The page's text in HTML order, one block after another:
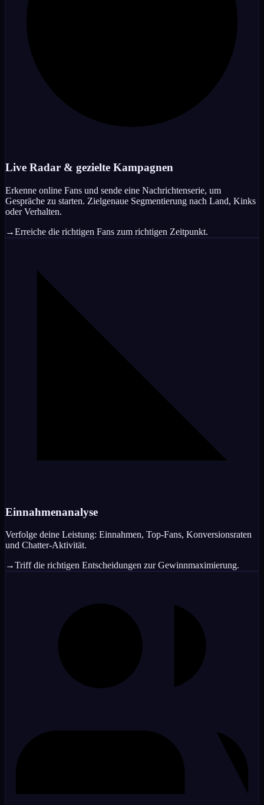
Live Radar & gezielte Kampagnen
Erkenne online Fans und sende eine Nachrichtenserie, um
Gespräche zu starten. Zielgenaue Segmentierung nach Land, Kinks
oder Verhalten.
→Erreiche die richtigen Fans zum richtigen Zeitpunkt.
Einnahmenanalyse
Verfolge deine Leistung: Einnahmen, Top-Fans, Konversionsraten
und Chatter-Aktivität.
→Triff die richtigen Entscheidungen zur Gewinnmaximierung.